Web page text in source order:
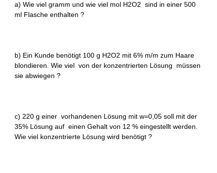
a) Wie viel gramm und wie viel mol H2O2 sind in einer 500
ml Flasche enthalten ?
b) Ein Kunde benötigt 100 g H2O2 mit 6% m/m zum Haare
blondieren. Wie viel von der konzentrierten Lösung müssen
sie abwiegen ?
c) 220 g einer vorhandenen Lösung mit w=0,05 soll mit der
35% Lösung auf einen Gehalt von 12 % eingestellt werden.
Wie viel konzentrierte Lösung wird benötigt ?